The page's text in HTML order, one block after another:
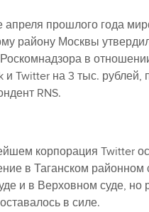
апреля прошлого года
району Москвы
в
и Twitter на 3 тыс. рублей,
RNS.
корпорация Twitter
в Таганском районном
и в Верховном суде, но
в силе.